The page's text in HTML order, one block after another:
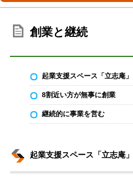
創業と継続
起業支援スペース「立志庵」
8割近い方が無事に創業
継続的に事業を営む
起業支援スペース「立志庵」